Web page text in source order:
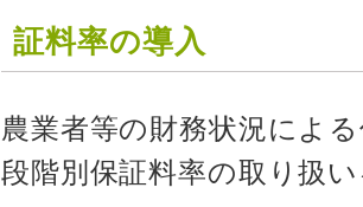
証料率の導入
農業者等の財務状況によ
段階別保証料率の取り扱